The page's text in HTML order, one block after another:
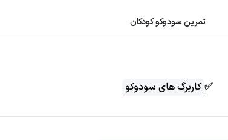
تمرین سودوکو کودکان
✅ کاربرگ های سودوکو